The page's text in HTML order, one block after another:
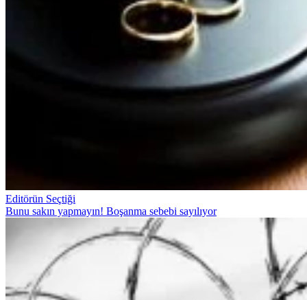
Editörün Seçtiği
Bunu sakın yapmayın! Boşanma sebebi sayılıyor